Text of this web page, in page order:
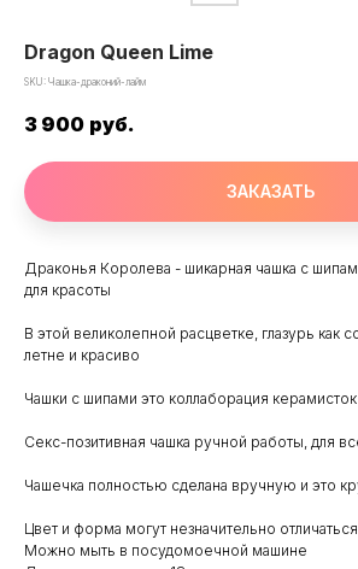
Dragon Queen Lime
SKU: Чашка-драконий-лайм
3 900 руб.
ЗАКАЗАТЬ
Драконья Королева - шикарная чашка с
для красоты
В этой великолепной расцветке, глазурь как
летне и красиво
Чашки с шипами это коллаборация
Секс-позитивная чашка ручной работы, для
Чашечка полностью сделана вручную и это
Цвет и форма могут незначительно отличаться
Можно мыть в посудомоечной машине